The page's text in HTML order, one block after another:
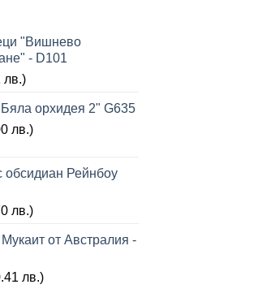
"Вишнево
- D101
лв.)
орхидея 2" G635
лв.)
обсидиан Рейнбоу
лв.)
от Австралия -
лв.)